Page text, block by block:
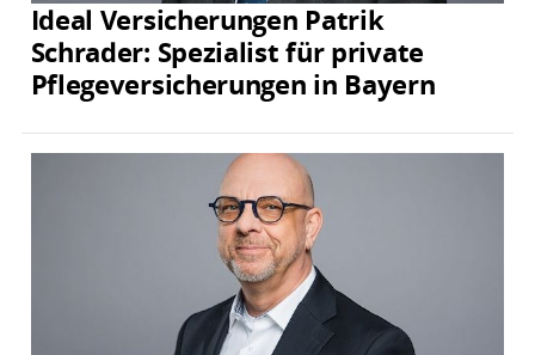
Ideal Versicherungen Patrik
Schrader: Spezialist für private
Pflegeversicherungen in Bayern